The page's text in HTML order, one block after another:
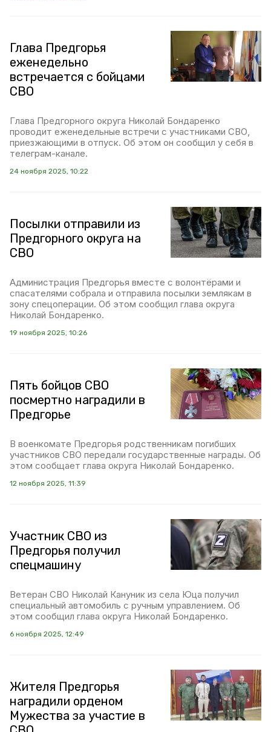
Глава Предгорья
еженедельно
встречается с бойцами
СВО
Глава Предгорного округа Николай Бондаренко
проводит еженедельные встречи с участниками СВО,
приезжающими в отпуск. Об этом он сообщил у себя в
телеграм-канале.
24 ноября 2025, 10:22
Посылки отправили из
Предгорного округа на
СВО
Администрация Предгорья вместе с волонтёрами и
спасателями собрала и отправила посылки землякам в
зону спецоперации. Об этом сообщил глава округа
Николай Бондаренко.
19 ноября 2025, 10:26
Пять бойцов СВО
посмертно наградили в
Предгорье
В военкомате Предгорья родственникам погибших
участников СВО передали государственные награды. Об
этом сообщает глава округа Николай Бондаренко.
12 ноября 2025, 11:39
Участник СВО из
Предгорья получил
спецмашину
Ветеран СВО Николай Кануник из села Юца получил
специальный автомобиль с ручным управлением. Об
этом сообщил глава округа Николай Бондаренко.
6 ноября 2025, 12:49
Жителя Предгорья
наградили орденом
Мужества за участие в